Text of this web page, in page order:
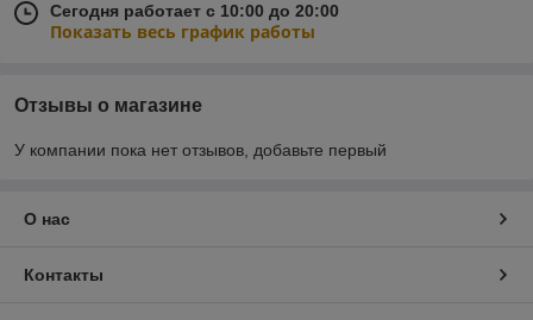
Сегодня работает с 10:00 до 20:00
Показать весь график работы
Отзывы о магазине
У компании пока нет отзывов, добавьте первый
О нас
Контакты